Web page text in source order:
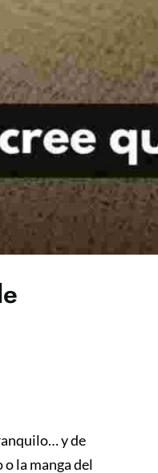
y de
la manga del